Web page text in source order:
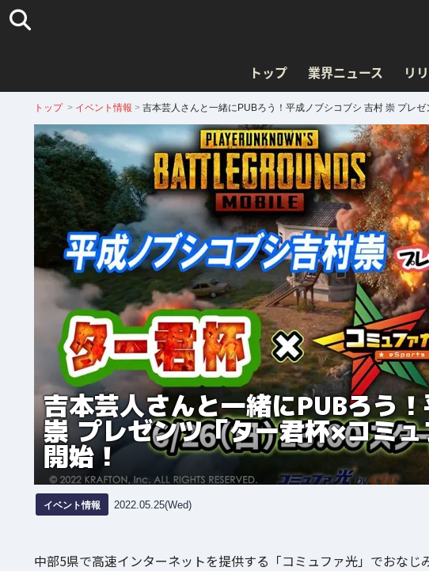
トップ 業界ニュース リ
トップ > イベント情報 > 吉本芸人さんと一緒にPUBろう！平成ノブシコブシ 吉村 崇 プレ
吉本芸人さんと一緒にPUBろう
崇 プレゼンツ「ター君杯×コミ
開始！
イベント情報 2022.05.25(Wed)
中部5県で高速インターネットを提供する「コミュファ光」でおな